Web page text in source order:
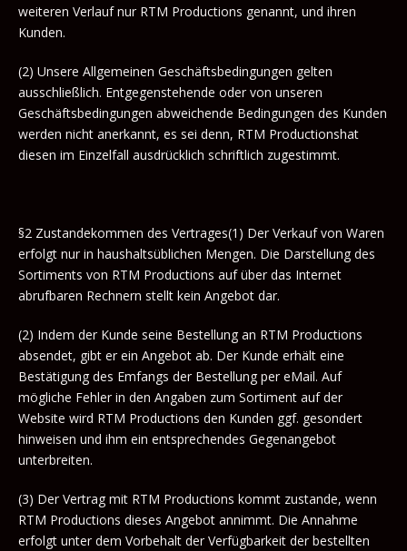
weiteren Verlauf nur RTM Productions genannt, und ihren
Kunden.
(2) Unsere Allgemeinen Geschäftsbedingungen gelten
ausschließlich. Entgegenstehende oder von unseren
Geschäftsbedingungen abweichende Bedingungen des Kunden
werden nicht anerkannt, es sei denn, RTM Productionshat
diesen im Einzelfall ausdrücklich schriftlich zugestimmt.
§2 Zustandekommen des Vertrages(1) Der Verkauf von Waren
erfolgt nur in haushaltsüblichen Mengen. Die Darstellung des
Sortiments von RTM Productions auf über das Internet
abrufbaren Rechnern stellt kein Angebot dar.
(2) Indem der Kunde seine Bestellung an RTM Productions
absendet, gibt er ein Angebot ab. Der Kunde erhält eine
Bestätigung des Emfangs der Bestellung per eMail. Auf
mögliche Fehler in den Angaben zum Sortiment auf der
Website wird RTM Productions den Kunden ggf. gesondert
hinweisen und ihm ein entsprechendes Gegenangebot
unterbreiten.
(3) Der Vertrag mit RTM Productions kommt zustande, wenn
RTM Productions dieses Angebot annimmt. Die Annahme
erfolgt unter dem Vorbehalt der Verfügbarkeit der bestellten